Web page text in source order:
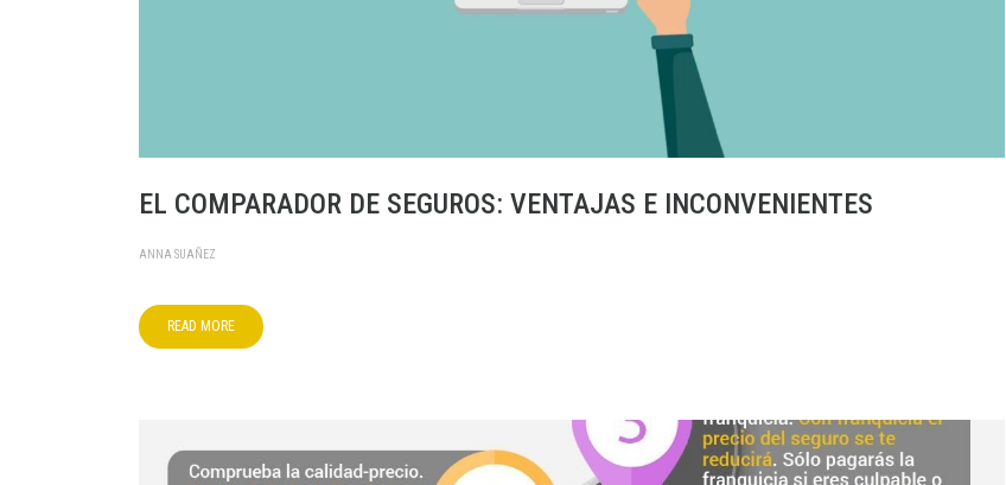
EL COMPARADOR DE SEGUROS: VENTAJAS E INCONVENIENTES
ANNA SUAÑEZ
READ MORE